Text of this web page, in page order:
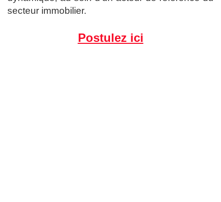
secteur immobilier.
Postulez ici